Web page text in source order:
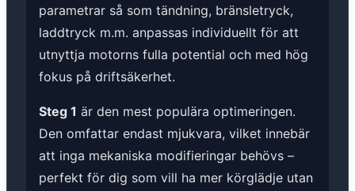
parametrar så som tändning, bränsletryck,
laddtryck m.m. anpassas individuellt för att
utnyttja motorns fulla potential och med hög
fokus på driftsäkerhet.
Steg 1 är den mest populära optimeringen.
Den omfattar endast mjukvara, vilket innebär
att inga mekaniska modifieringar behövs –
perfekt för dig som vill ha mer körglädje utan